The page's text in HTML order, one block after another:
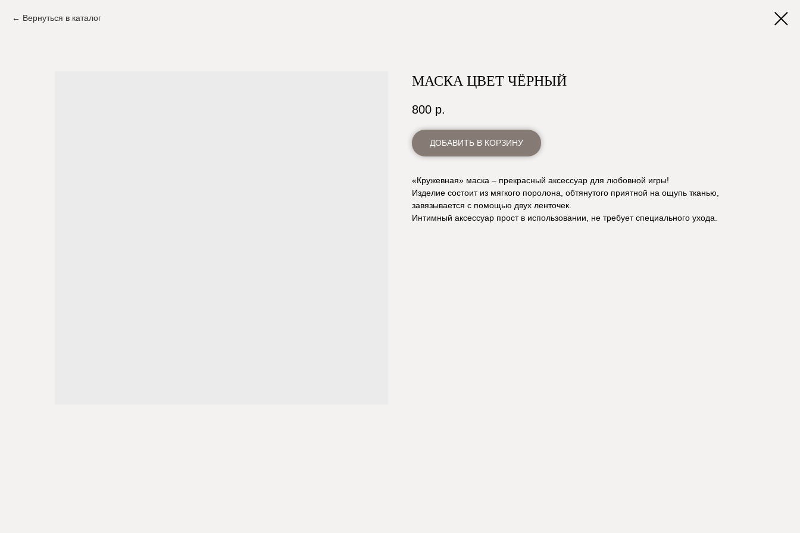
Вернуться в каталог
МАСКА ЦВЕТ ЧЁРНЫЙ
800 р.
ДОБАВИТЬ В КОРЗИНУ
«Кружевная» маска – прекрасный аксессуар для любовной игры!
Изделие состоит из мягкого поролона, обтянутого приятной на ощупь тканью,
завязывается с помощью двух ленточек.
Интимный аксессуар прост в использовании, не требует специального ухода.